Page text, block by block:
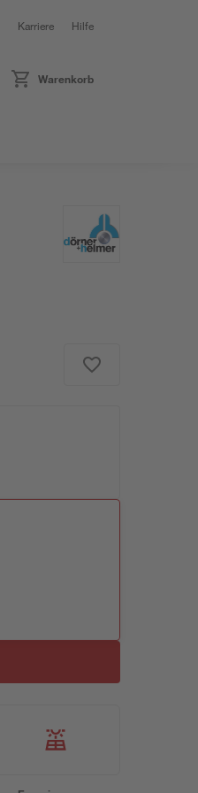
Karriere Hilfe
Warenkorb